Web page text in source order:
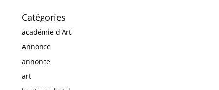
Catégories
académie d'Art
Annonce
annonce
art